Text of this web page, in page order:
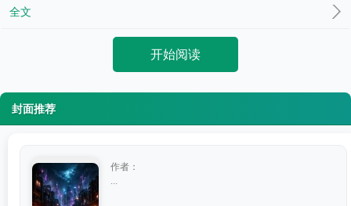
全文
开始阅读
封面推荐
作者：